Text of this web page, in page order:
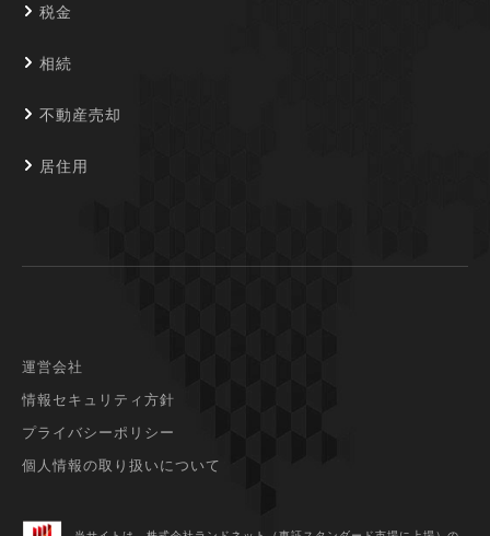
税金
相続
不動産売却
居住用
運営会社
情報セキュリティ方針
プライバシーポリシー
個人情報の取り扱いについて